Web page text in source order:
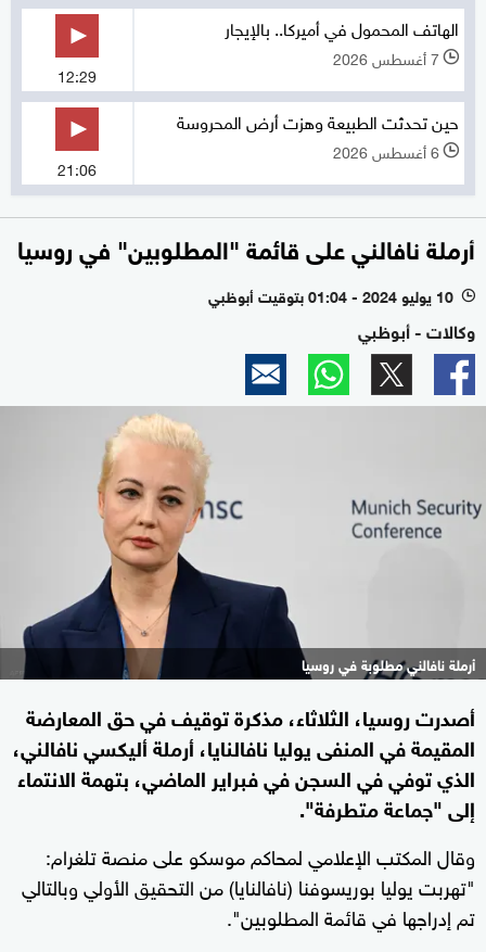
الهاتف المحمول في أميركا.. بالإيجار
l 7 أغسطس 2026
12:29
حين تحدثت الطبيعة وهزت أرض المحروسة
l 6 أغسطس 2026
21:06
أرملة نافالني على قائمة "المطلوبين" في روسيا
l 10 يوليو 2024 - 01:04 بتوقيت أبوظبي
وكالات - أبوظبي
أرملة نافالني مطلوبة في روسيا
أصدرت روسيا، الثلاثاء، مذكرة توقيف في حق المعارضة
المقيمة في المنفى يوليا نافالنايا، أرملة أليكسي نافالني،
الذي توفي في السجن في فبراير الماضي، بتهمة الانتماء
إلى "جماعة متطرفة".
وقال المكتب الإعلامي لمحاكم موسكو على منصة تلغرام:
"تهربت يوليا بوريسوفنا (نافالنايا) من التحقيق الأولي وبالتالي
تم إدراجها في قائمة المطلوبين".